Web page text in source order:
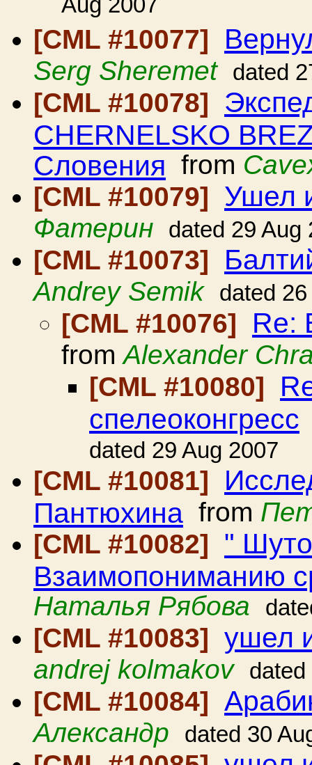
Aug 2007
[CML #10077]
Serg Sheremet dated
[CML #10078]
CHERNELSKO
Словения from
[CML #10079] Ушел
Фатерин dated 29 Aug
[CML #10073]
Andrey Semik dated
[CML #10076] Re:
fromAlexander
[CML #10080]
спелеоконгресс
dated 29 Aug 2007
[CML #10081]
Пантюхина from
[CML #10082] "
Взаимопониманию
Наталья Рябова
[CML #10083] ушел
andrej kolmakov dated
[CML #10084]
Александр dated 30